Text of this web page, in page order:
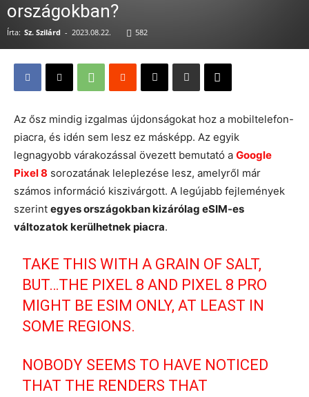
országokban?
Írta: Sz. Szilárd - 2023.08.22. 582
Az ősz mindig izgalmas újdonságokat hoz a mobiltelefon-
piacra, és idén sem lesz ez másképp. Az egyik
legnagyobb várakozással övezett bemutató a Google
Pixel 8 sorozatának leleplezése lesz, amelyről már
számos információ kiszivárgott. A legújabb fejlemények
szerint egyes országokban kizárólag eSIM-es
változatok kerülhetnek piacra.
TAKE THIS WITH A GRAIN OF SALT,
BUT…THE PIXEL 8 AND PIXEL 8 PRO
MIGHT BE ESIM ONLY, AT LEAST IN
SOME REGIONS.
NOBODY SEEMS TO HAVE NOTICED
THAT THE RENDERS THAT